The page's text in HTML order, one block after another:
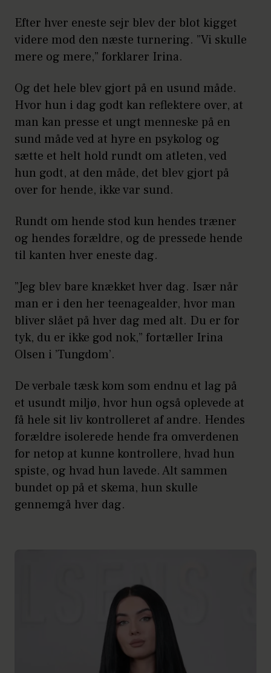
Efter hver eneste sejr blev der blot kigget
videre mod den næste turnering. ”Vi skulle
mere og mere,” forklarer Irina.
Og det hele blev gjort på en usund måde.
Hvor hun i dag godt kan reflektere over, at
man kan presse et ungt menneske på en
sund måde ved at hyre en psykolog og
sætte et helt hold rundt om atleten, ved
hun godt, at den måde, det blev gjort på
over for hende, ikke var sund.
Rundt om hende stod kun hendes træner
og hendes forældre, og de pressede hende
til kanten hver eneste dag.
”Jeg blev bare knækket hver dag. Især når
man er i den her teenagealder, hvor man
bliver slået på hver dag med alt. Du er for
tyk, du er ikke god nok,” fortæller Irina
Olsen i ’Tungdom’.
De verbale tæsk kom som endnu et lag på
et usundt miljø, hvor hun også oplevede at
få hele sit liv kontrolleret af andre. Hendes
forældre isolerede hende fra omverdenen
for netop at kunne kontrollere, hvad hun
spiste, og hvad hun lavede. Alt sammen
bundet op på et skema, hun skulle
gennemgå hver dag.